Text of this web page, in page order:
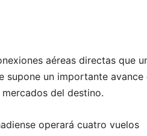
aéreas directas que
supone un importante avance
del destino.
operará cuatro vuelos